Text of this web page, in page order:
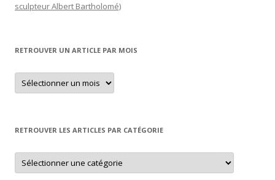
sculpteur Albert Bartholomé)
RETROUVER UN ARTICLE PAR MOIS
Retrouver
un
article
RETROUVER LES ARTICLES PAR CATÉGORIE
Retrouver
les
articles